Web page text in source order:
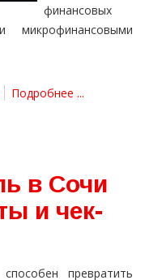
финансовых
микрофинансовыми
Подробнее ...
в Сочи
и чек-
превратить